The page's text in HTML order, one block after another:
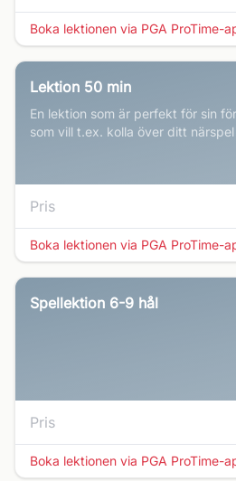
Boka lektionen via PGA ProTime-
Lektion 50 min
En lektion som är perfekt för sin
som vill t.ex. kolla över ditt
Pris
Boka lektionen via PGA ProTime-
Spellektion 6-9 hål
Pris
Boka lektionen via PGA ProTime-